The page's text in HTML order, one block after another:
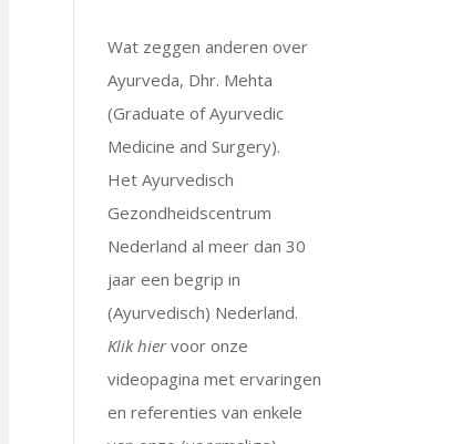
Wat zeggen anderen over
Ayurveda, Dhr. Mehta
(Graduate of Ayurvedic
Medicine and Surgery).
Het Ayurvedisch
Gezondheidscentrum
Nederland al meer dan 30
jaar een begrip in
(Ayurvedisch) Nederland.
Klik hiervoor onze
videopagina met ervaringen
en referenties van enkele